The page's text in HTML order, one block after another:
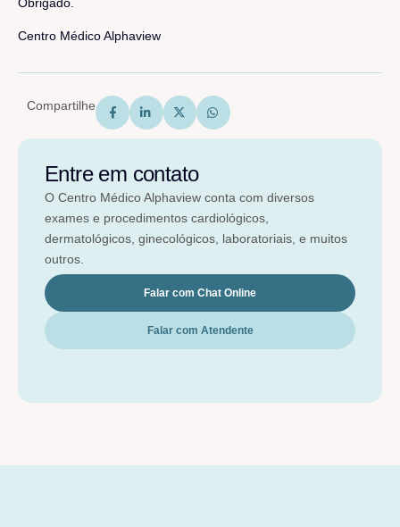
Centro Médico Alphaview
Compartilhe
Entre em contato
O Centro Médico Alphaview conta com diversos
exames e procedimentos cardiológicos,
dermatológicos, ginecológicos, laboratoriais, e muitos
outros.
Falar com Chat Online
Falar com Atendente